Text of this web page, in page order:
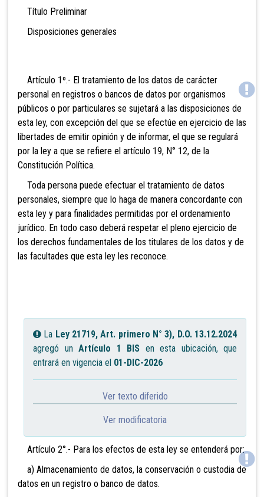
Título Preliminar
Disposiciones generales
Artículo 1º.- El tratamiento de los datos de carácter
personal en registros o bancos de datos por organismos
públicos o por particulares se sujetará a las disposiciones de
esta ley, con excepción del que se efectúe en ejercicio de las
libertades de emitir opinión y de informar, el que se regulará
por la ley a que se refiere el artículo 19, N° 12, de la
Constitución Política.
Toda persona puede efectuar el tratamiento de datos
personales, siempre que lo haga de manera concordante con
esta ley y para finalidades permitidas por el ordenamiento
jurídico. En todo caso deberá respetar el pleno ejercicio de
los derechos fundamentales de los titulares de los datos y de
las facultades que esta ley les reconoce.
La Ley 21719, Art. primero N° 3), D.O. 13.12.2024
agregó un Artículo 1 BIS en esta ubicación, que
entrará en vigencia el 01-DIC-2026
Ver texto diferido
Ver modificatoria
Artículo 2°.- Para los efectos de esta ley se entenderá por:
a) Almacenamiento de datos, la conservación o custodia de
datos en un registro o banco de datos.